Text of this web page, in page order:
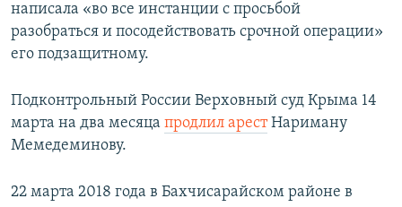
написала «во все инстанции с просьбой
разобраться и посодействовать срочной операции»
его подзащитному.
Подконтрольный России Верховный суд Крыма 14
марта на два месяца продлил арест Нариману
Мемедеминову.
22 марта 2018 года в Бахчисарайском районе в